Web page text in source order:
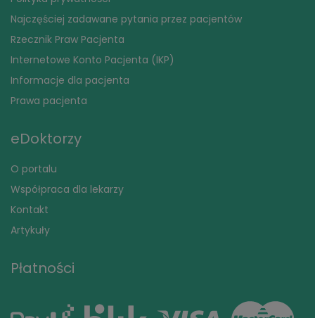
Najczęściej zadawane pytania przez pacjentów
Rzecznik Praw Pacjenta
Internetowe Konto Pacjenta (IKP)
Informacje dla pacjenta
Prawa pacjenta
eDoktorzy
O portalu
Współpraca dla lekarzy
Kontakt
Artykuły
Płatności